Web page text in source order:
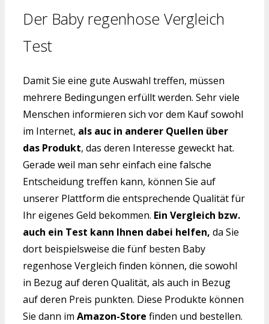
Der Baby regenhose Vergleich
Test
Damit Sie eine gute Auswahl treffen, müssen
mehrere Bedingungen erfüllt werden. Sehr viele
Menschen informieren sich vor dem Kauf sowohl
im Internet, als auc in anderer Quellen über
das Produkt, das deren Interesse geweckt hat.
Gerade weil man sehr einfach eine falsche
Entscheidung treffen kann, können Sie auf
unserer Plattform die entsprechende Qualität für
Ihr eigenes Geld bekommen. Ein Vergleich bzw.
auch ein Test kann Ihnen dabei helfen, da Sie
dort beispielsweise die fünf besten Baby
regenhose Vergleich finden können, die sowohl
in Bezug auf deren Qualität, als auch in Bezug
auf deren Preis punkten. Diese Produkte können
Sie dann im Amazon-Store finden und bestellen.